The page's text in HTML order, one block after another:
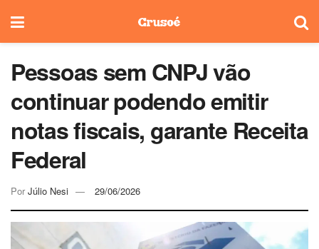
Pessoas sem CNPJ vão
continuar podendo emitir
notas fiscais, garante Receita
Federal
Por Júlio Nesi 29/06/2026